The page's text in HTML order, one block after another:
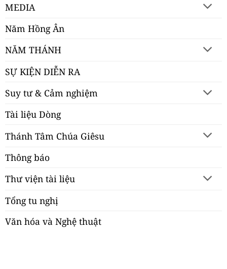
MEDIA
Năm Hồng Ân
NĂM THÁNH
SỰ KIỆN DIỄN RA
Suy tư & Cảm nghiệm
Tài liệu Dòng
Thánh Tâm Chúa Giêsu
Thông báo
Thư viện tài liệu
Tổng tu nghị
Văn hóa và Nghệ thuật